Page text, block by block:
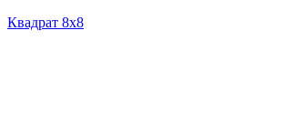
Квадрат 8х8